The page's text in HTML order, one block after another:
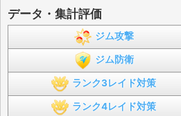
データ・集計評価
ジム攻撃
ジム防衛
ランク3レイド対策
ランク4レイド対策